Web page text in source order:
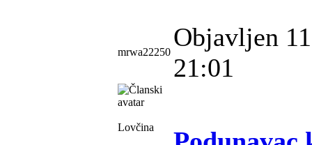
mrwa22250
Objavljen
21:01
Lovčina